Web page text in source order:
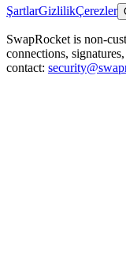
ŞartlarGizlilikÇerezler
SwapRocket is non-
connections,
contact: